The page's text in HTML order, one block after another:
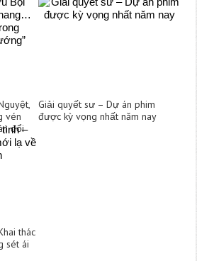
vén
đổi
Giải quyết sư – Dự án phim
được kỳ vọng nhất năm nay
thác
sét ái